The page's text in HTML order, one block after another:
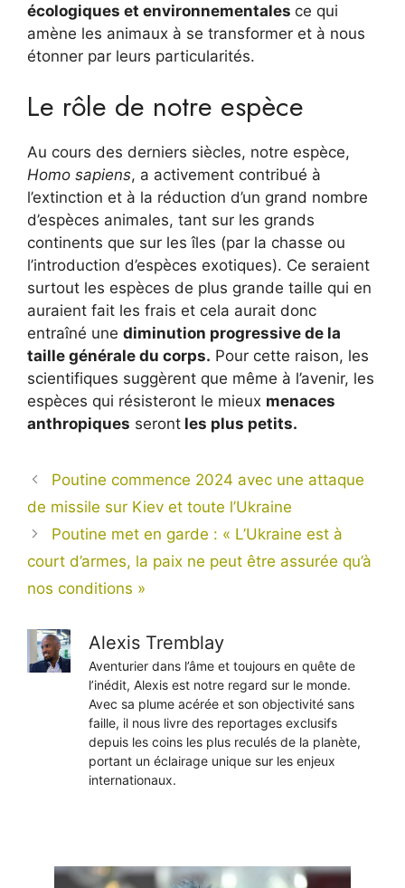
écologiques et environnementales ce qui
amène les animaux à se transformer et à nous
étonner par leurs particularités.
Le rôle de notre espèce
Au cours des derniers siècles, notre espèce,
Homo sapiens, a activement contribué à
l’extinction et à la réduction d’un grand nombre
d’espèces animales, tant sur les grands
continents que sur les îles (par la chasse ou
l’introduction d’espèces exotiques). Ce seraient
surtout les espèces de plus grande taille qui en
auraient fait les frais et cela aurait donc
entraîné une diminution progressive de la
taille générale du corps. Pour cette raison, les
scientifiques suggèrent que même à l’avenir, les
espèces qui résisteront le mieux menaces
anthropiques seront les plus petits.
Poutine commence 2024 avec une attaque
de missile sur Kiev et toute l’Ukraine
Poutine met en garde : « L’Ukraine est à
court d’armes, la paix ne peut être assurée qu’à
nos conditions »
Alexis Tremblay
Aventurier dans l’âme et toujours en quête de
l’inédit, Alexis est notre regard sur le monde.
Avec sa plume acérée et son objectivité sans
faille, il nous livre des reportages exclusifs
depuis les coins les plus reculés de la planète,
portant un éclairage unique sur les enjeux
internationaux.